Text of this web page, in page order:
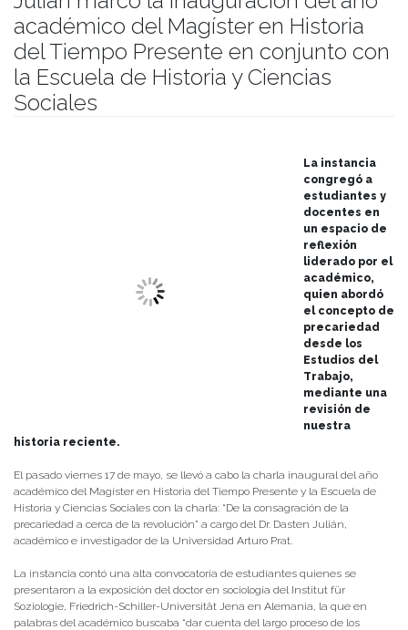
académico del Magíster en Historia
del Tiempo Presente en conjunto con
la Escuela de Historia y Ciencias
Sociales
La instancia
congregó a
estudiantes y
docentes en
un espacio de
reflexión
liderado por el
académico,
quien abordó
el concepto de
precariedad
desde los
Estudios del
Trabajo,
mediante una
revisión de
nuestra
historia reciente.
El pasado viernes 17 de mayo, se llevó a cabo la charla inaugural del año
académico del Magíster en Historia del Tiempo Presente y la Escuela de
Historia y Ciencias Sociales con la charla: “De la consagración de la
precariedad a cerca de la revolución” a cargo del Dr. Dasten Julián,
académico e investigador de la Universidad Arturo Prat.
La instancia contó una alta convocatoria de estudiantes quienes se
presentaron a la exposición del doctor en sociología del Institut für
Soziologie, Friedrich-Schiller-Universität Jena en Alemania, la que en
palabras del académico buscaba “dar cuenta del largo proceso de los